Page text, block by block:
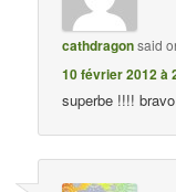
cathdragonsaid
10 février 2012 à
superbe !!!!